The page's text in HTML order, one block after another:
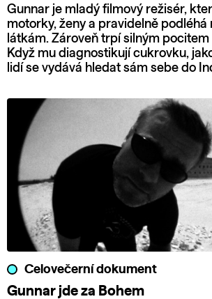
Gunnar je mladý filmový režisér,
motorky, ženy a pravidelně podléhá
látkám. Zároveň trpí silným
Když mu diagnostikují cukrovku,
lidí se vydává hledat sám sebe do
Celovečerní dokument
Gunnar jde za Bohem